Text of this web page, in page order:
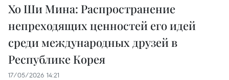
Хо Ши Мина: Распространение
непреходящих ценностей его идей
среди международных друзей в
Республике Корея
17/05/2026 14:21